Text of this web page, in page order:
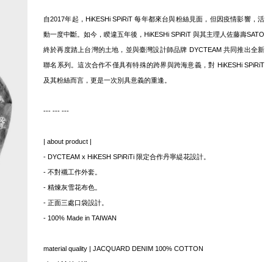
自2017年起，HiKESHi SPiRiT 每年都來台與粉絲見面，但因疫情影響，活
動一度中斷。如今，睽違五年後，HiKESHi SPiRiT 與其主理人佐藤壽SATO
終於再度踏上台灣的土地，並與臺灣設計師品牌 DYCTEAM 共同推出全新
聯名系列。這次合作不僅具有特殊的跨界與跨海意義，對 HiKESHi SPiRiT
及其粉絲而言，更是一次別具意義的重逢。
--- --- ---
| about product |
- DYCTEAM x HiKESH SPiRiTi 限定合作丹寧緹花設計。
- 不對襯工作外套。
- 精煉灰雪花布色。
- 正面三處口袋設計。
- 100% Made in TAIWAN
material quality | JACQUARD DENIM 100% COTTON